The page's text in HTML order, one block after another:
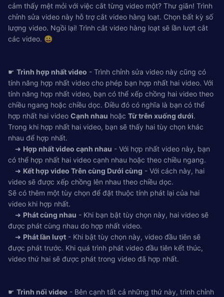
cảm thấy mệt mỏi với việc cắt từng video một? Thư giãn! Trình
chỉnh sửa video này hỗ trợ cắt video hàng loạt. Chọn bất kỳ số
lượng video. Ngồi lại! Trình cắt video hàng loạt sẽ lần lượt cắt
các video. 😀
☛ Trình hợp nhất video - Trình chỉnh sửa video này cũng có
tính năng hợp nhất video cho phép bạn hợp nhất hai video. Với
tính năng hợp nhất video, bạn có thể xếp chồng hai video theo
chiều ngang hoặc chiều dọc. Điều đó có nghĩa là bạn có thể
hợp nhất hai video Cạnh nhau hoặc Từ trên xuống dưới.
Trong khi hợp nhất hai video, bạn sẽ thấy hai tùy chọn khác
nhau để hợp nhất.
➜ Hợp nhất video cạnh nhau - Với hợp nhất video này, bạn
có thể hợp nhất hai video cạnh nhau hoặc theo chiều ngang.
➜ Kết hợp video Trên cùng Dưới cùng - Với cách này, hai
video sẽ được xếp chồng lên nhau theo chiều dọc.
Sẽ có thêm một tùy chọn để đặt thuộc tính phát lại của hai
video khi hợp nhất.
➜ Phát cùng nhau - Khi bạn bật tùy chọn này, hai video sẽ
được phát cùng nhau do hợp nhất video.
➜ Phát lần lượt - Khi bật tùy chọn này, video đầu tiên sẽ
được phát trước. Khi quá trình phát video đầu tiên kết thúc,
video thứ hai sẽ được phát trong video đã hợp nhất.
☛ Trình nối video - Bên cạnh tất cả những thứ này, trình chỉnh